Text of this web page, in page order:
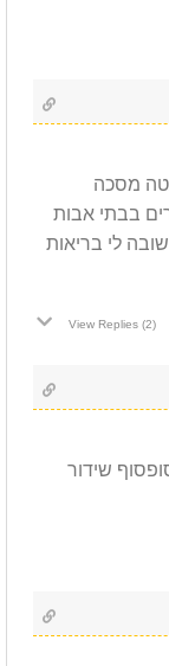
וגם אעטה מסכה
בבתי אבות
לי בריאות
View Replies (2)
שידור